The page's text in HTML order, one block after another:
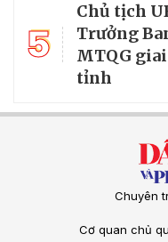
5
Chủ tịch
Trưởng
MTQG giai
tỉnh
Chuyên
Cơ quan chủ